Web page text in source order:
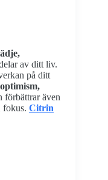
av ditt liv.
på ditt
optimism,
förbättrar även
fokus. Citrin